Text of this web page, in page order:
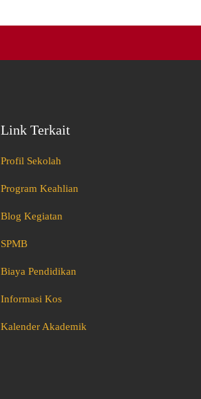
Link Terkait
Profil Sekolah
Program Keahlian
Blog Kegiatan
SPMB
Biaya Pendidikan
Informasi Kos
Kalender Akademik